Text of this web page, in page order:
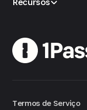
Termos de Serviço